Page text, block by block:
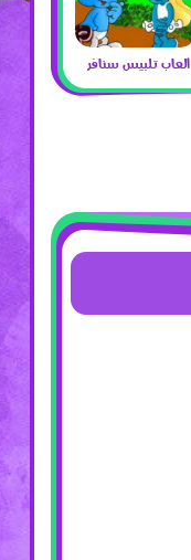
العاب تلبيس سنافر